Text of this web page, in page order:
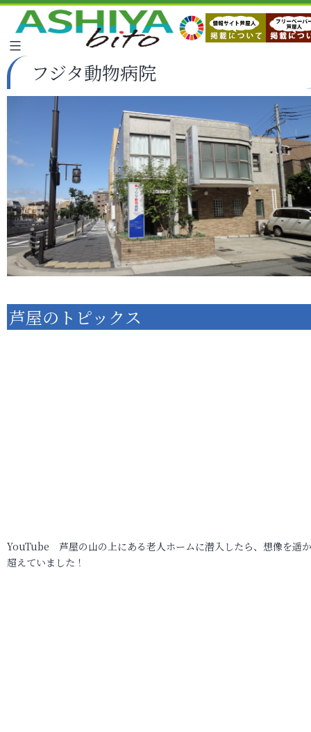
フジタ動物病院
芦屋のトピックス
YouTube 芦屋の山の上にある老人ホームに潜入したら、想像を遥
超えていました！